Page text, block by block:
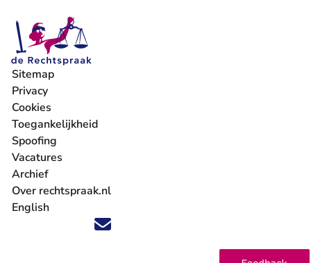
Volg ons op X (Twitter) - U verlaat Rechtspraak.nl
Volg ons op Facebook - U verlaat Rechtspraak.nl
Volg ons op Instagram - U verlaat Rechtspraak.nl
Volg ons op Youtube - U verlaat Rechtspraak.nl
Volg ons op LinkedIn - U verlaat
'Blijf op de hoogte' nieuwsbrief - U verlaat
Sitemap
Privacy
Cookies
Toegankelijkheid
Spoofing
Vacatures
- U verlaat Rechtspraak.nl
Archief
Over rechtspraak.nl
English